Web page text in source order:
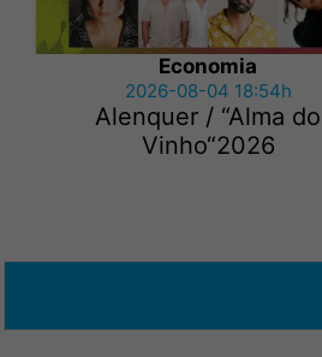
Economia
2026-08-04 18:54h
Alenquer / “Alma do
Vinho“2026